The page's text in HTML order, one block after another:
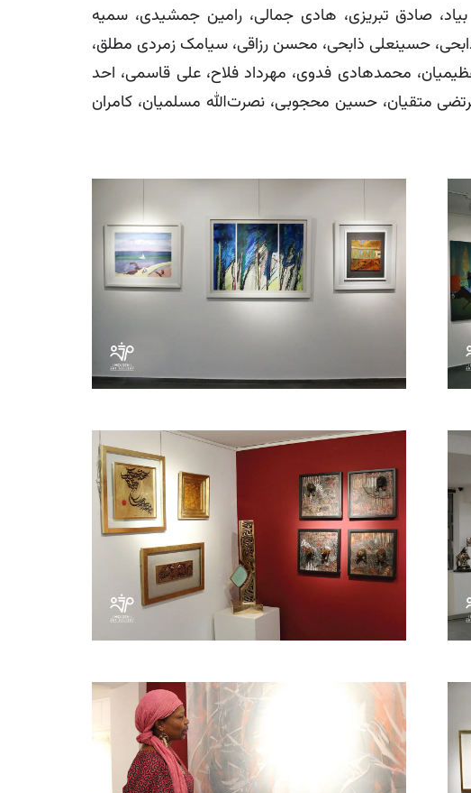
صادق تبریزی، هادی جمالی، رامین جمشیدی، سمیه
ذابحی، حسینعلی ذابحی، محسن رزاقی، سیامک زمردی مطلق،
محمدهادی فدوی، مهرداد فلاح، علی قاسمی، احد
متقیان، حسین محجوبی، نصرت‌الله مسلمیان، کامران